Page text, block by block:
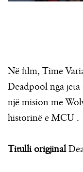
Në film, Time
Deadpool nga jeta
një mision me
historinë e MCU .
Titulli origjinal